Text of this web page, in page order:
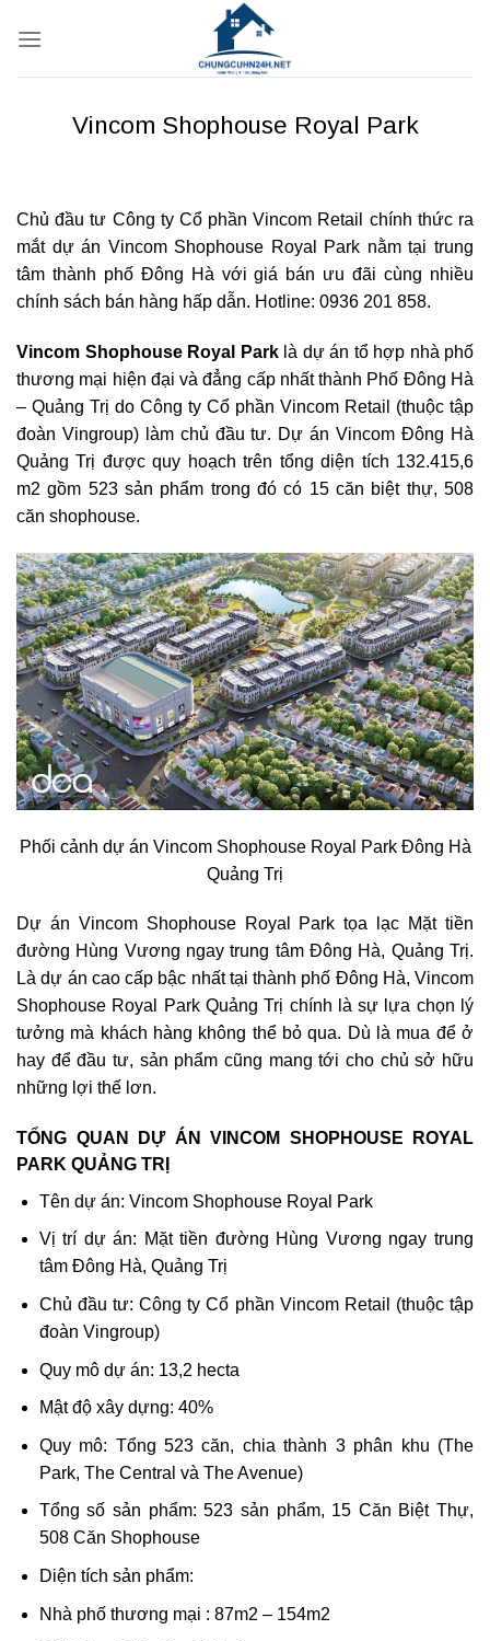
qua
Vincom Shophouse Royal Park
Chủ đầu tư Công ty Cổ phần Vincom Retail chính thức ra
mắt dự án Vincom Shophouse Royal Park nằm tại trung
tâm thành phố Đông Hà với giá bán ưu đãi cùng nhiều
chính sách bán hàng hấp dẫn. Hotline: 0936 201 858.
Vincom Shophouse Royal Parklà dự án tổ hợp nhà phố
thương mại hiện đại và đẳng cấp nhất thành Phố Đông Hà
– Quảng Trị do Công ty Cổ phần Vincom Retail (thuộc tập
đoàn Vingroup) làm chủ đầu tư. Dự án Vincom Đông Hà
Quảng Trị được quy hoạch trên tổng diện tích 132.415,6
m2 gồm 523 sản phẩm trong đó có 15 căn biệt thự, 508
căn shophouse.
Phối cảnh dự án Vincom Shophouse Royal Park Đông Hà
Quảng Trị
Dự án Vincom Shophouse Royal Park tọa lạc Mặt tiền
đường Hùng Vương ngay trung tâm Đông Hà, Quảng Trị.
Là dự án cao cấp bậc nhất tại thành phố Đông Hà, Vincom
Shophouse Royal Park Quảng Trị chính là sự lựa chọn lý
tưởng mà khách hàng không thể bỏ qua. Dù là mua để ở
hay để đầu tư, sản phẩm cũng mang tới cho chủ sở hữu
những lợi thế lơn.
TỔNG QUAN DỰ ÁN VINCOM SHOPHOUSE ROYAL
PARK QUẢNG TRỊ
Tên dự án: Vincom Shophouse Royal Park
Vị trí dự án: Mặt tiền đường Hùng Vương ngay trung
tâm Đông Hà, Quảng Trị
Chủ đầu tư: Công ty Cổ phần Vincom Retail (thuộc tập
đoàn Vingroup)
Quy mô dự án: 13,2 hecta
Mật độ xây dựng: 40%
Quy mô: Tổng 523 căn, chia thành 3 phân khu (The
Park, The Central và The Avenue)
Tổng số sản phẩm: 523 sản phẩm, 15 Căn Biệt Thự,
508 Căn Shophouse
Diện tích sản phẩm:
Nhà phố thương mại : 87m2 – 154m2